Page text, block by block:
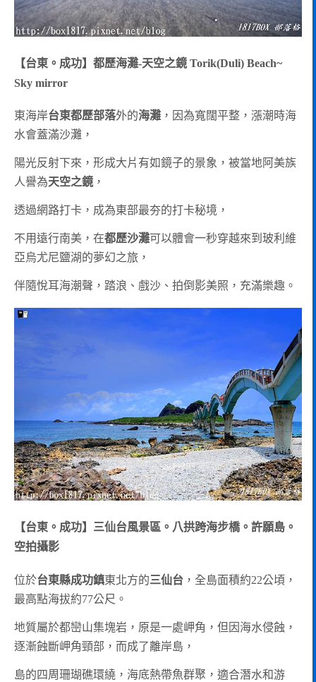
【台東。成功】都歷海灘-天空之鏡 Torik(Duli) Beach~
Sky mirror
東海岸台東都歷部落外的海灘 ，因為寬闊平整，漲潮時海
水會蓋滿沙灘，
陽光反射下來，形成大片有如鏡子的景象，被當地阿美族
人譽為天空之鏡 ，
透過網路打卡，成為東部最夯的打卡秘境，
不用遠行南美，在都歷沙灘可以體會一秒穿越來到玻利維
亞烏尤尼鹽湖的夢幻之旅，
伴隨悅耳海潮聲，踏浪、戲沙、拍倒影美照，充滿樂趣。
【台東。成功】三仙台風景區。八拱跨海步橋。許願島。
空拍攝影
位於台東縣成功鎮東北方的三仙台 ，全島面積約22公頃，
最高點海拔約77公尺。
地質屬於都巒山集塊岩，原是一處岬角，但因海水侵蝕，
逐漸蝕斷岬角頸部，而成了離岸島，
島的四周珊瑚礁環繞，海底熱帶魚群聚，適合潛水和游